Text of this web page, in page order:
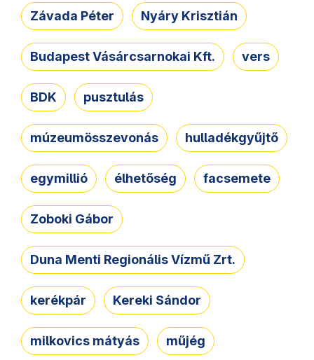
Závada Péter Nyáry Krisztián
Budapest Vásárcsarnokai Kft. vers
BDK pusztulás
múzeumösszevonás hulladékgyűjtő
egymillió élhetőség facsemete
Zoboki Gábor
Duna Menti Regionális Vízmű Zrt.
kerékpár Kereki Sándor
milkovics mátyás műjég